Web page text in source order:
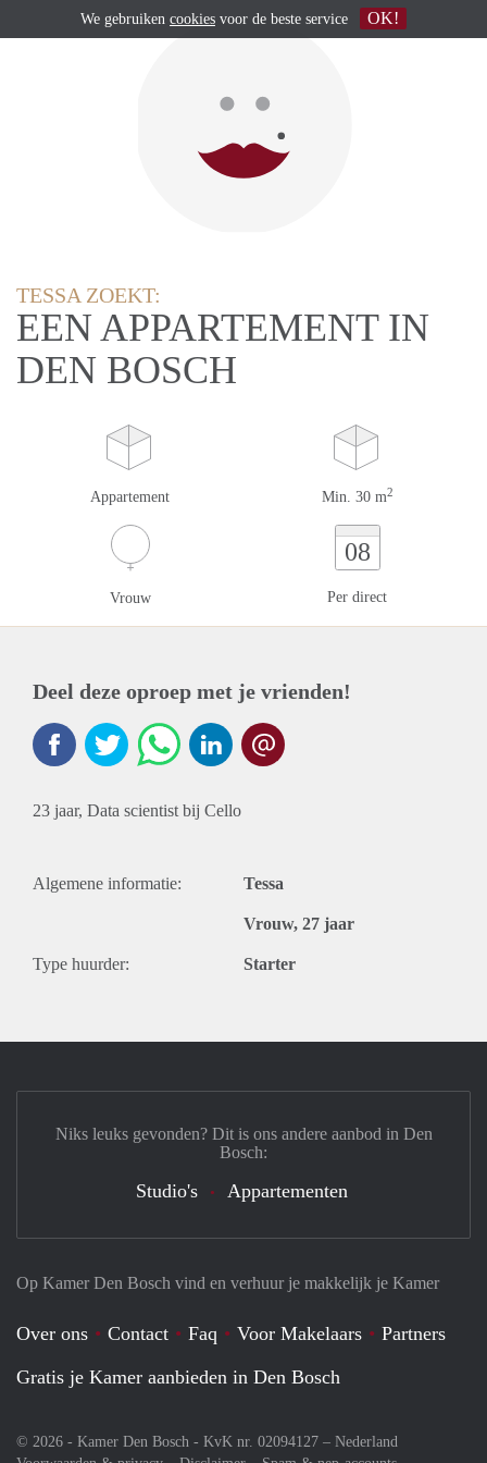
TESSA ZOEKT:
EEN APPARTEMENT IN
DEN BOSCH
Appartement Min. 30 m2
Vrouw
08
Per direct
Deel deze oproep met je vrienden!
23 jaar, Data scientist bij Cello
Algemene informatie: Tessa
Vrouw, 27 jaar
Type huurder: Starter
Op Kamer Den Bosch vind en verhuur je makkelijk je Kamer
Over ons Contact Faq Voor Makelaars
Partners
Gratis je Kamer aanbieden in Den Bosch
© 2026 - Kamer Den Bosch - KvK nr. 02094127 – Nederland
Niks leuks gevonden? Dit is ons andere aanbod in Den
Bosch:
Studio's Appartementen
We gebruiken cookies voor de beste service OK!